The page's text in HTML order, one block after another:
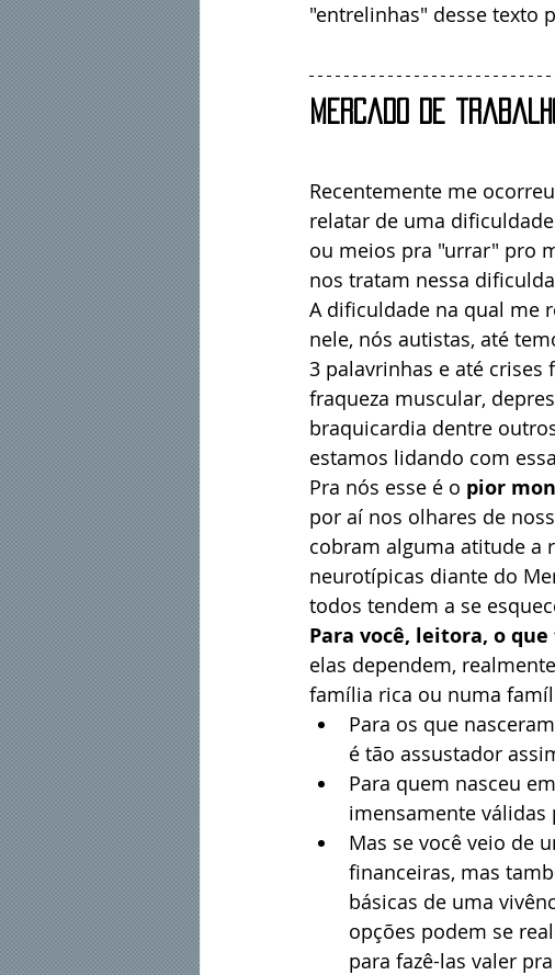
"entrelinhas" desse texto
Mercado de
Recentemente me
relatar de uma
ou meios pra "urrar" pro
nos tratam nessa
A dificuldade na qual me
nele, nós autistas, até
3 palavrinhas e até crises
fraqueza muscular,
braquicardia dentre
estamos lidando com
Pra nós esse é o pior
por aí nos olhares de
cobram alguma atitude a
neurotípicas diante do
todos tendem a se
Para você, leitora, o
elas dependem,
família rica ou numa
Para os que
é tão assustador
Para quem nasceu
imensamente válidas
Mas se você veio de
financeiras, mas
básicas de uma
opções podem se
para fazê-las valer